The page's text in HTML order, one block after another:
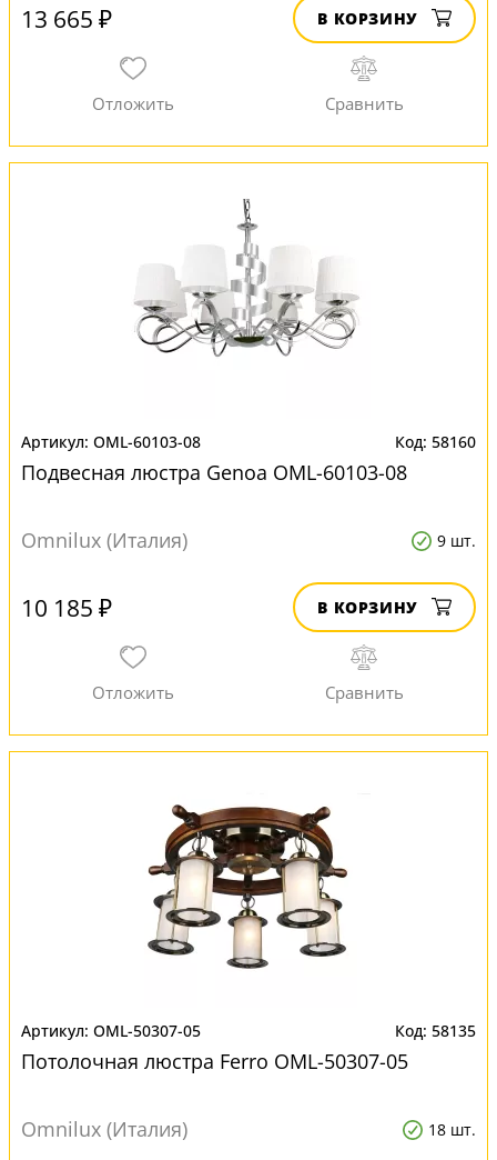
13 665 ₽ В КОРЗИНУ
OML-60103-08 58160
Подвесная люстра Genoa OML-60103-08
Omnilux (Италия) 9 шт.
10 185 ₽ В КОРЗИНУ
OML-50307-05 58135
Потолочная люстра Ferro OML-50307-05
Omnilux (Италия) 18 шт.